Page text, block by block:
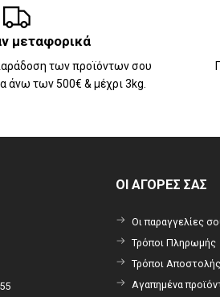
μεταφορικά
των προϊόντων σου
άνω των 500€ & μέχρι 3kg.
ΟΙ ΑΓΟΡΕΣ ΣΑΣ
Οι παραγγελίες
Τρόποι Πληρωμής
Τρόποι Αποστολής
Αγαπημένα